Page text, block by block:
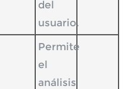
del
usuario.
Permite
el
análisis